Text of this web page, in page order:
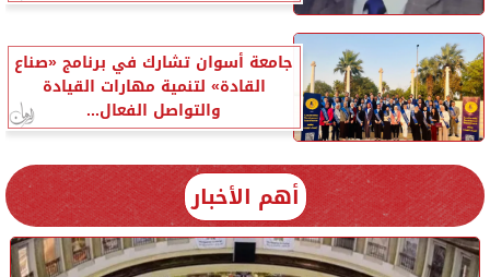
جامعة أسوان تشارك في برنامج «صناع
القادة» لتنمية مهارات القيادة
والتواصل الفعال...
أهم الأخبار